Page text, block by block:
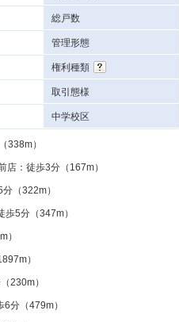
総戸数
管理形態
権利種類
取引態様
中学校区
338m）
店：徒歩3分（167m）
（322m）
5分（347m）
）
）
230m）
分（479m）